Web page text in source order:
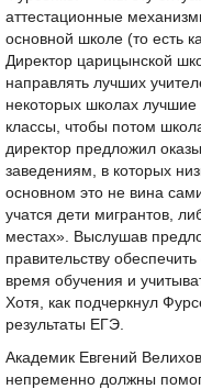
аттестационные
основной школе (то есть
Директор царицынской
направлять лучших
некоторых школах
классы, чтобы потом
директор предложил
заведениям, в которых
основном это не вина
учатся дети мигрантов,
местах». Выслушав
правительству
время обучения и
Хотя, как подчеркнул
результаты ЕГЭ.
Академик Евгений
непременно должны